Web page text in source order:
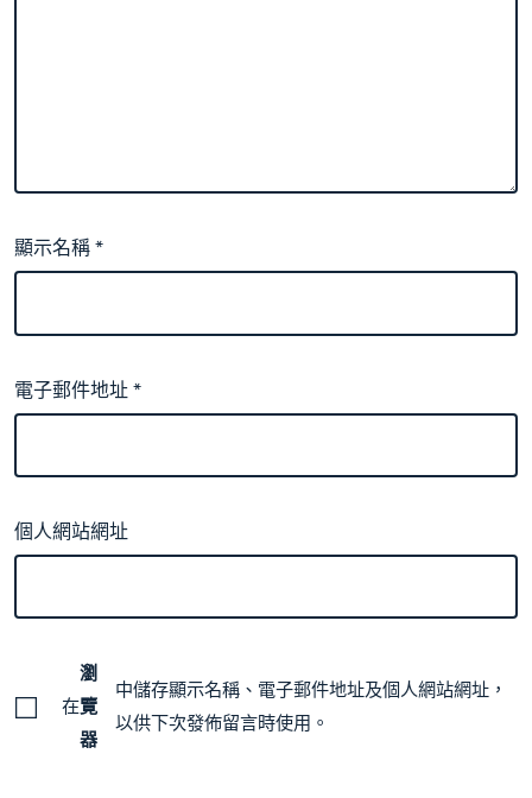
顯示名稱*
電子郵件地址*
個人網站網址
在
瀏
覽
器
中儲存顯示名稱、電子郵件地址及個人網站網址，
以供下次發佈留言時使用。